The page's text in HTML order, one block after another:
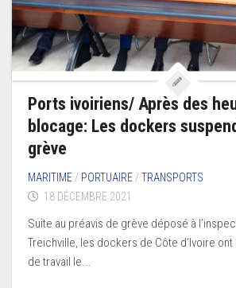
Ports ivoiriens/ Après des
blocage: Les dockers
grève
MARITIME / PORTUAIRE /TRANSPORTS
18 DÉCEMBRE 2021
Suite au préavis de grève déposé à
Treichville, les dockers de Côte d’Ivoire
de travail le...